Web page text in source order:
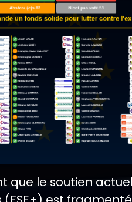
que le soutien